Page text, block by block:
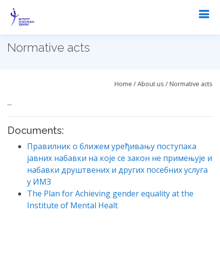
Normative acts
Home / About us / Normative acts
...
Documents:
Правилник о ближем уређивању поступака
јавних набавки на које се закон не примењује и
набавки друштвених и других посебних услуга
у ИМЗ
The Plan for Achieving gender equality at the
Institute of Mental Healt